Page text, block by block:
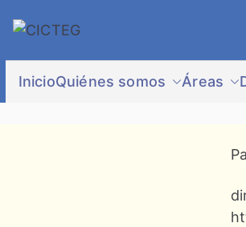
InicioQuiénes somos Áreas